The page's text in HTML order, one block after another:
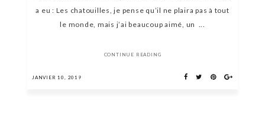
a eu : Les chatouilles, je pense qu’il ne plaira pas à tout
le monde, mais j’ai beaucoup aimé, un ...
CONTINUE READING
JANVIER 10, 2019